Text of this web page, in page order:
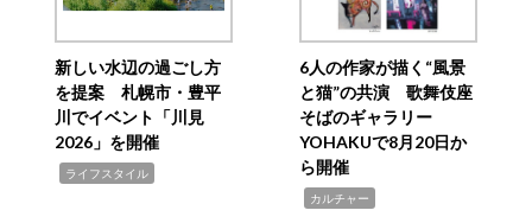
新しい水辺の過ごし方
を提案 札幌市・豊平
川でイベント「川見
2026」を開催
ライフスタイル
6人の作家が描く“風景
と猫”の共演 歌舞伎座
そばのギャラリー
YOHAKUで8月20日か
ら開催
カルチャー